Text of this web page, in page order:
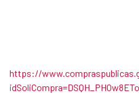
https://